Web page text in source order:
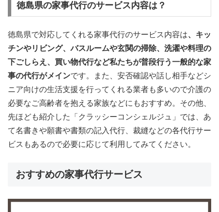
徳島県の家事代行のサービス内容は？
徳島県で対応してくれる家事代行のサービス内容は、キッ
チンやリビング、バスルームや玄関の掃除、洗濯や料理の
下ごしらえ、買い物代行など私たちが普段行う一般的な家
事の代行がメインです。また、安否確認や話し相手などシ
ニア向けの生活支援を行ってくれる業者も多いので介護の
必要なご高齢者を抱える家族などにもおすすめ。その他、
先ほども紹介した「クラッシーコンシェルジュ」では、あ
て名書きや願書や書類の記入代行、裁縫などの各代行サー
ビスもあるので必要に応じて利用してみてください。
おすすめの家事代行サービス